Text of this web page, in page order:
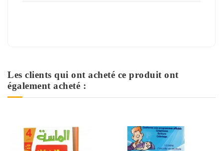
Les clients qui ont acheté ce produit ont
également acheté :